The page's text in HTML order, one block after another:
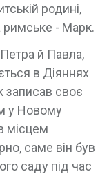
родині,
римське - Марк.
й Павла,
в Діяннях
записав своє
у Новому
місцем
саме він був
саду під час